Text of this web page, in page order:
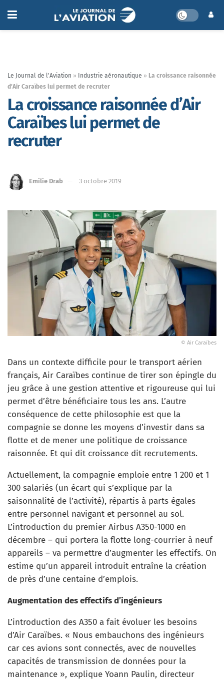
Le Journal de l'Aviation » Industrie aéronautique » La croissance raisonnée
d’Air Caraïbes lui permet de recruter
La croissance raisonnée d’Air
Caraïbes lui permet de
recruter
Emilie Drab 3 octobre 2019
© Air Caraïbes
Dans un contexte difficile pour le transport aérien
français, Air Caraïbes continue de tirer son épingle du
jeu grâce à une gestion attentive et rigoureuse qui lui
permet d’être bénéficiaire tous les ans. L’autre
conséquence de cette philosophie est que la
compagnie se donne les moyens d’investir dans sa
flotte et de mener une politique de croissance
raisonnée. Et qui dit croissance dit recrutements.
Actuellement, la compagnie emploie entre 1 200 et 1
300 salariés (un écart qui s’explique par la
saisonnalité de l’activité), répartis à parts égales
entre personnel navigant et personnel au sol.
L’introduction du premier Airbus A350-1000 en
décembre – qui portera la flotte long-courrier à neuf
appareils – va permettre d’augmenter les effectifs. On
estime qu’un appareil introduit entraîne la création
de près d’une centaine d’emplois.
Augmentation des effectifs d’ingénieurs
L’introduction des A350 a fait évoluer les besoins
d’Air Caraïbes. « Nous embauchons des ingénieurs
car ces avions sont connectés, avec de nouvelles
capacités de transmission de données pour la
maintenance », explique Yoann Paulin, directeur